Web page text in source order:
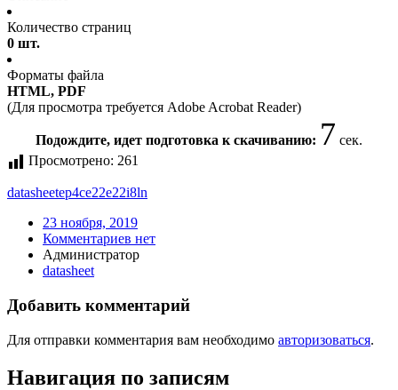
Количество страниц
0 шт.
Форматы файла
HTML, PDF
(Для просмотра требуется Adobe Acrobat Reader)
Подождите, идет подготовка к скачиванию: 7 сек.
Просмотрено: 261
datasheetep4ce22e22i8ln
23 ноября, 2019
Комментариев нет
Администратор
datasheet
Добавить комментарий
Для отправки комментария вам необходимо авторизоваться.
Навигация по записям